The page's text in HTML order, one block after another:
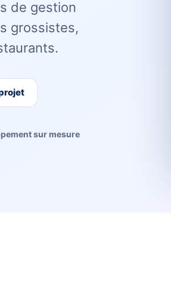
de gestion
grossistes,
sur mesure